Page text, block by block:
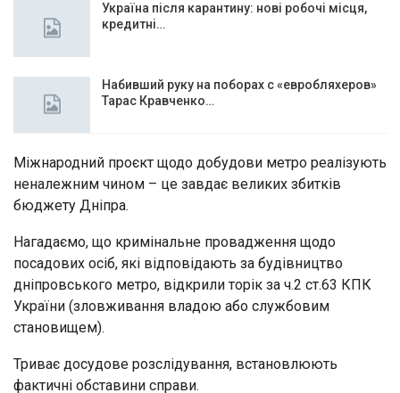
Україна після карантину: нові робочі місця,
кредитні…
Набивший руку на поборах с «евробляхеров»
Тарас Кравченко…
Міжнародний проєкт щодо добудови метро реалізують
неналежним чином – це завдає великих збитків
бюджету Дніпра.
Нагадаємо, що кримінальне провадження щодо
посадових осіб, які відповідають за будівництво
дніпровського метро, відкрили торік за ч.2 ст.63 КПК
України (зловживання владою або службовим
становищем).
Триває досудове розслідування, встановлюють
фактичні обставини справи.